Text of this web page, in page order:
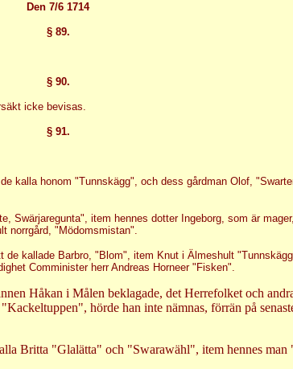
Den 7/6 1714
§ 89.
§ 90.
icke bevisas.
§ 91.
kalla honom "Tunnskägg", och dess gårdman Olof,
item hennes dotter Ingeborg, som är
norrgård, "Mödomsmistan".
kallade Barbro, "Blom", item Knut i Älmeshult
Comminister herr Andreas Horneer "Fisken".
Håkan i Målen beklagade, det Herrefolket och
hörde han inte nämnas, förrän på
Britta "Glalätta" och "Swarawähl", item hennes